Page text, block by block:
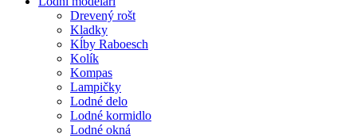
Drevený rošt
Kladky
Kĺby Raboesch
Kolík
Kompas
Lampičky
Lodné delo
Lodné kormidlo
Lodné okná